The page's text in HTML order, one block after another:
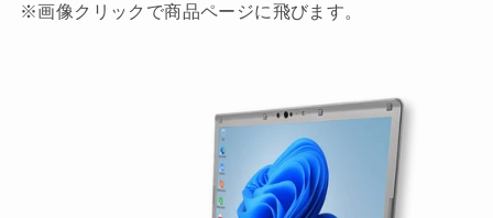
※画像クリックで商品ページに飛びます。